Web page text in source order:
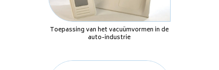
Toepassing van het vacuümvormen in de
auto-industrie